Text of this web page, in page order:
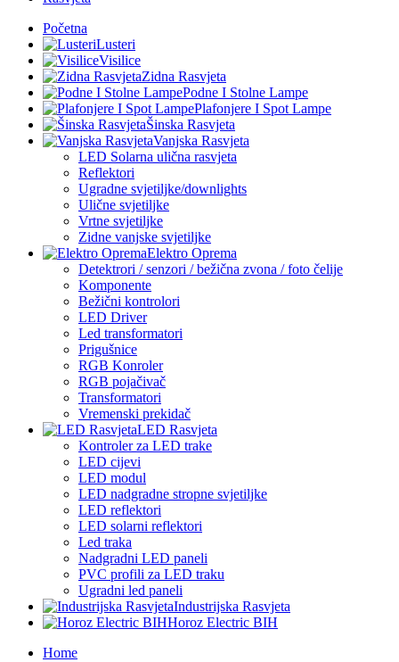
Početna
Lusteri
Visilice
Zidna Rasvjeta
Podne I Stolne Lampe
Plafonjere I Spot Lampe
Šinska Rasvjeta
Vanjska Rasvjeta
LED Solarna ulična rasvjeta
Reflektori
Ugradne svjetiljke/downlights
Ulične svjetiljke
Vrtne svjetiljke
Zidne vanjske svjetiljke
Elektro Oprema
Detektrori / senzori / bežična zvona / foto čelije
Komponente
Bežični kontrolori
LED Driver
Led transformatori
Prigušnice
RGB Konroler
RGB pojačivač
Transformatori
Vremenski prekidač
LED Rasvjeta
Kontroler za LED trake
LED cijevi
LED modul
LED nadgradne stropne svjetiljke
LED reflektori
LED solarni reflektori
Led traka
Nadgradni LED paneli
PVC profili za LED traku
Ugradni led paneli
Industrijska Rasvjeta
Horoz Electric BIH
Home